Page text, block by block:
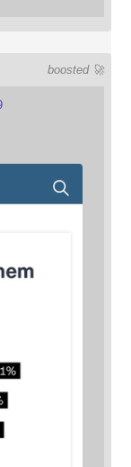
boosted 🚀